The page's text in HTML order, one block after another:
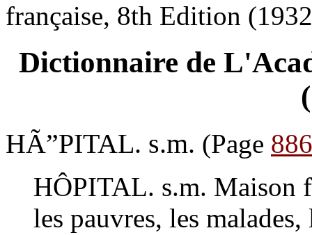
française, 8th Edition
Dictionnaire de
HÃ”PITAL. s.m. (Page 886
HÔPITAL. s.m. Maison
les pauvres, les